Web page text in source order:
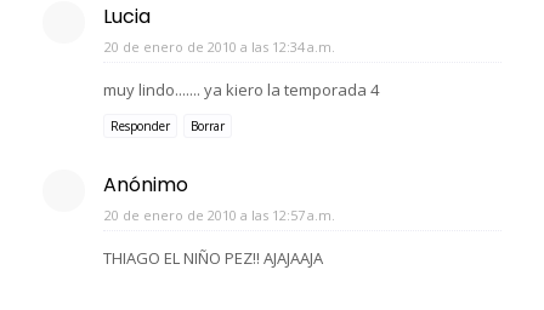
Lucia
20 de enero de 2010 a las 12:34 a.m.
muy lindo....... ya kiero la temporada 4
Responder Borrar
Anónimo
20 de enero de 2010 a las 12:57 a.m.
THIAGO EL NIÑO PEZ!! AJAJAAJA